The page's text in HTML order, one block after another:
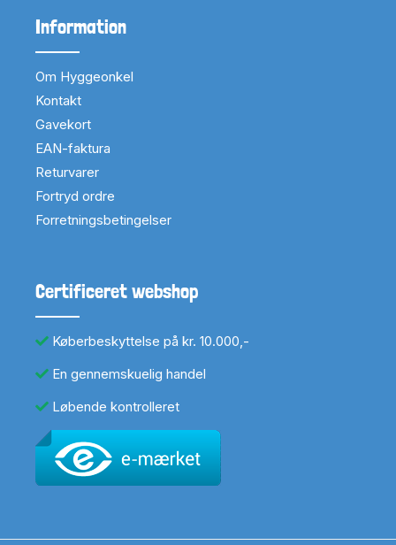
Information
Om Hyggeonkel
Kontakt
Gavekort
EAN-faktura
Returvarer
Fortryd ordre
Forretningsbetingelser
Certificeret webshop
Køberbeskyttelse på kr. 10.000,-
En gennemskuelig handel
Løbende kontrolleret